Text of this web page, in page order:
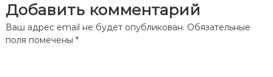
г
а
Добавить комментарий
Ваш адрес email не будет опубликован. Обязательные
поля помечены *